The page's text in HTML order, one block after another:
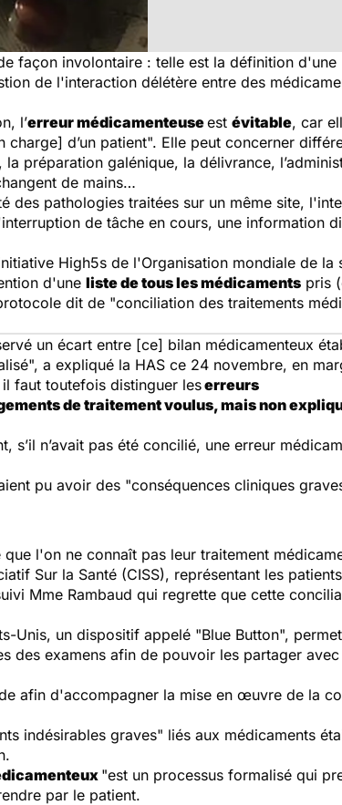
façon involontaire : telle est la définition d'une
de l'interaction délétère entre des
l’erreur médicamenteuseest évitable, car
charge] d’un patient". Elle peut concerner
préparation galénique, la délivrance,
de mains…
des pathologies traitées sur un même site,
de tâche en cours, une information
High5s de l'Organisation mondiale de la
d'une liste de tous les médicaments pris
dit de "conciliation des traitements
un écart entre [ce] bilan médicamenteux
a expliqué la HAS ce 24 novembre, en
faut toutefois distinguer leserreurs
de traitement voulus, mais non
n’avait pas été concilié, une erreur
pu avoir des "conséquences cliniques
l'on ne connaît pas leur traitement
Sur la Santé (CISS), représentant les
Mme Rambaud qui regrette que cette
Unis, un dispositif appelé "Blue Button",
des examens afin de pouvoir les partager
afin d'accompagner la mise en œuvre de la
indésirables graves" liés aux médicaments
"est un processus formalisé qui
par le patient.